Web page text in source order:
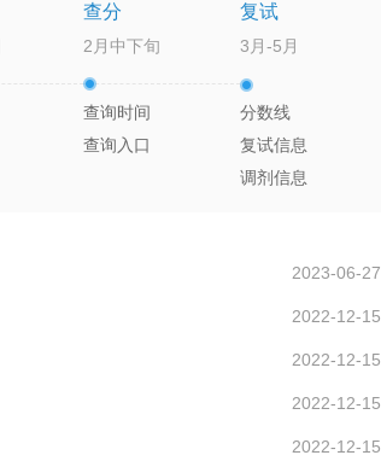
查分
2月中下旬
查询时间
查询入口
复试
3月-5月
分数线
复试信息
调剂信息
2023-06-27
2022-12-15
2022-12-15
2022-12-15
2022-12-15